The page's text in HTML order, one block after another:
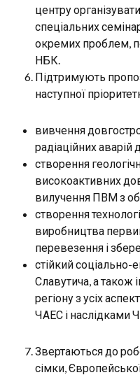
центру
спеціальних
окремих проблем,
НБК.
Підтримують
наступної
вивчення
радіаційних
створення
високоактивних
вилучення ПВМ з
створення
виробництва
перевезення і
стійкий
Славутича, а також
регіону з усіх
ЧАЕС і наслідками
Звертаються до
сімки,